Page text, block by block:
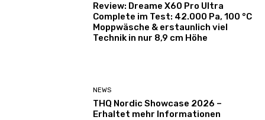
Review: Dreame X60 Pro Ultra
Complete im Test: 42.000 Pa, 100 °C
Moppwäsche & erstaunlich viel
Technik in nur 8,9 cm Höhe
NEWS
THQ Nordic Showcase 2026 –
Erhaltet mehr Informationen